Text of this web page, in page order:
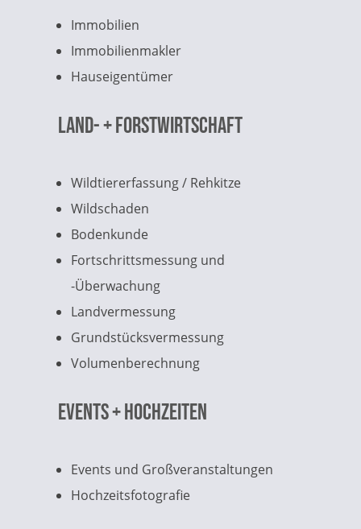
Immobilien
Immobilienmakler
Hauseigentümer
Land- + Forstwirtschaft
Wildtiererfassung / Rehkitze
Wildschaden
Bodenkunde
Fortschrittsmessung und
-Überwachung
Landvermessung
Grundstücksvermessung
Volumenberechnung
Events + Hochzeiten
Events und Großveranstaltungen
Hochzeitsfotografie